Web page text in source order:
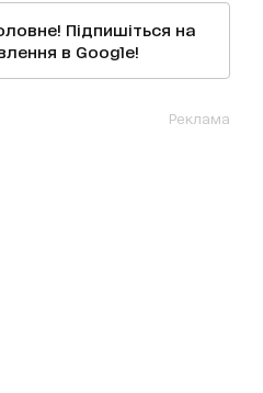
Підпишіться на
в Google!
Реклама